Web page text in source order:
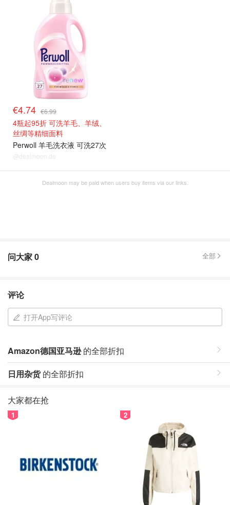
€4.74 €6.99
4瓶起95折 可洗羊毛、羊绒、
丝绸等精细面料
Perwoll 羊毛洗衣液 可洗27次
@dealmoon.de
Dealmoon may be paid when users buy items via our links.
问大家0 全部
评论
打开App写评论
Amazon德国亚马逊的全部折扣
日用杂货的全部折扣
大家都在抢
1 2